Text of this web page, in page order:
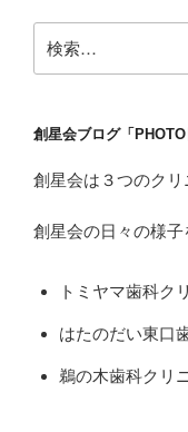
ジ
送
索:
創星会ブログ「PHOTO
創星会は３つのクリ
創星会の日々の様子
トミヤマ歯科ク
はたのだい東口
鵜の木歯科クリ